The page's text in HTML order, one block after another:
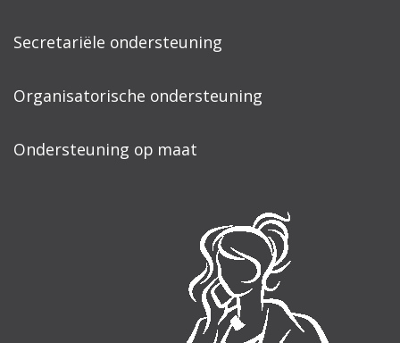
Secretariële ondersteuning
Organisatorische ondersteuning
Ondersteuning op maat